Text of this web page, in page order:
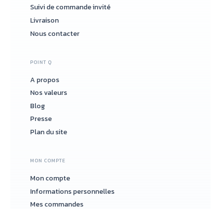
Suivi de commande invité
Livraison
Nous contacter
POINT Q
A propos
Nos valeurs
Blog
Presse
Plan du site
MON COMPTE
Mon compte
Informations personnelles
Mes commandes